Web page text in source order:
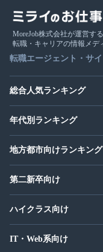
MoreJob株式会社が運営する
転職・キャリアの情報メデ
転職エージェント・サイ
総合人気ランキング
年代別ランキング
地方都市向けランキング
第二新卒向け
ハイクラス向け
IT・Web系向け